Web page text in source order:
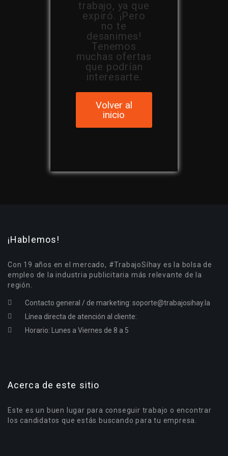
trabajo, ya que
expiró. ¡Pero
no te
desanimes!
Tenemos
muchas ofertas
que podrían
interesarte.
Volver al
inicio
¡Hablemos!
Con 19 años en el mercado, #TrabajoSíhay es la bolsa de
empleo de la industria publicitaria más relevante de la
región.
Contacto general / de marketing: soporte@trabajosihay.la
Línea directa de atención al cliente:
Horario: Lunes a Viernes de 8 a 5
Acerca de este sitio
Este es un buen lugar para conseguir trabajo o encontrar
los candidatos que estás buscando para tu empresa.